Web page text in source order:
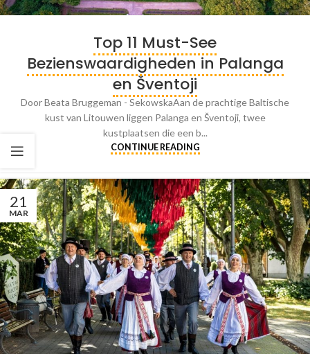
Top 11 Must-See
Bezienswaardigheden in Palanga
en Šventoji
Door Beata Bruggeman - SekowskaAan de prachtige Baltische
kust van Litouwen liggen Palanga en Šventoji, twee
kustplaatsen die een b...
CONTINUE READING
21
MAR